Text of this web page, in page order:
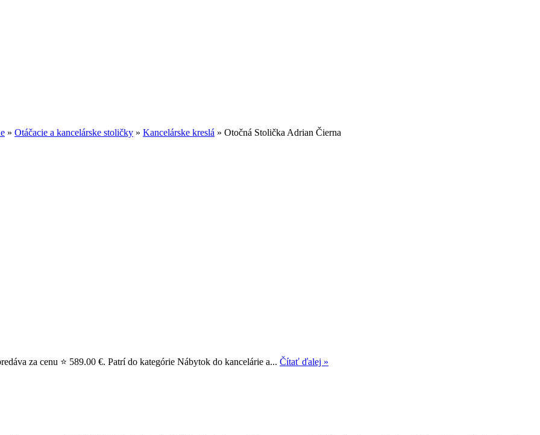
» Otáčacie a kancelárske stoličky » Kancelárske kreslá » Otočná Stolička Adrian Čierna
za cenu ⭐ 589.00 €. Patrí do kategórie Nábytok do kancelárie a... Čítať ďalej »